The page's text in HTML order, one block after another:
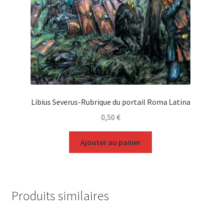
Libius Severus-Rubrique du portail Roma Latina
0,50 €
Ajouter au panier
Produits similaires